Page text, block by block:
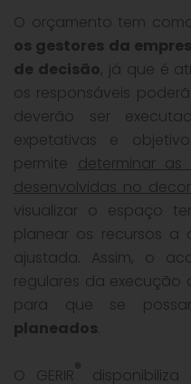
O orçamento tem
os gestores da
de decisão, já que é
os responsáveis
deverão ser
expetativas e
permite determinar
desenvolvidas no
visualizar o espaço
planear os recursos a
ajustada. Assim, o
regulares da execução
para que se
planeados
O GERIR®